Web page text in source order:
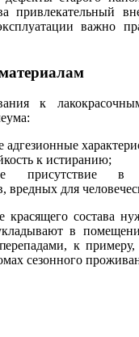
привлекательный
важно
к
к истиранию;
присутствие в
вредных для
состава
в
к
сезонного